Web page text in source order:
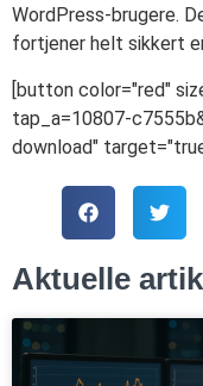
WordPress-brugere.
fortjener helt sikkert
[button color="red"
tap_a=10807-
download"
Aktuelle